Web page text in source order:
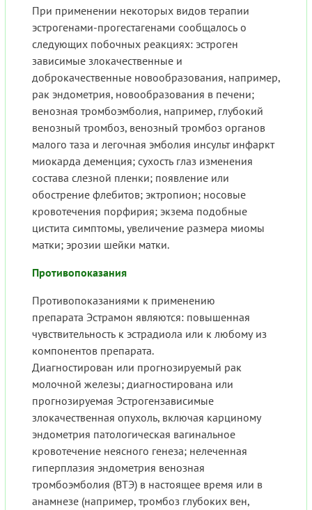
При применении некоторых видов терапии
эстрогенами-прогестагенами сообщалось о
следующих побочных реакциях: эстроген
зависимые злокачественные и
доброкачественные новообразования, например,
рак эндометрия, новообразования в печени;
венозная тромбоэмболия, например, глубокий
венозный тромбоз, венозный тромбоз органов
малого таза и легочная эмболия инсульт инфаркт
миокарда деменция; сухость глаз изменения
состава слезной пленки; появление или
обострение флебитов; эктропион; носовые
кровотечения порфирия; экзема подобные
цистита симптомы, увеличение размера миомы
матки; эрозии шейки матки.
Противопоказания
Противопоказаниями к применению
препарата Эстрамон являются: повышенная
чувствительность к эстрадиола или к любому из
компонентов препарата.
Диагностирован или прогнозируемый рак
молочной железы; диагностирована или
прогнозируемая Эстрогензависимые
злокачественная опухоль, включая карциному
эндометрия патологическая вагинальное
кровотечение неясного генеза; нелеченная
гиперплазия эндометрия венозная
тромбоэмболия (ВТЭ) в настоящее время или в
анамнезе (например, тромбоз глубоких вен,